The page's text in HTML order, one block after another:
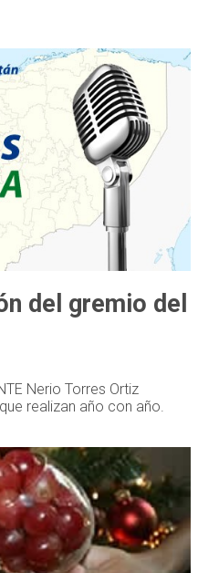
del gremio del
Nerio Torres Ortiz
realizan año con año.